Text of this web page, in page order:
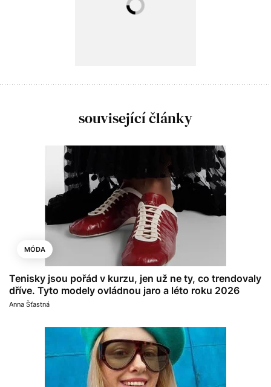
související články
MÓDA
Tenisky jsou pořád v kurzu, jen už ne ty, co trendovaly
dříve. Tyto modely ovládnou jaro a léto roku 2026
Anna Šťastná